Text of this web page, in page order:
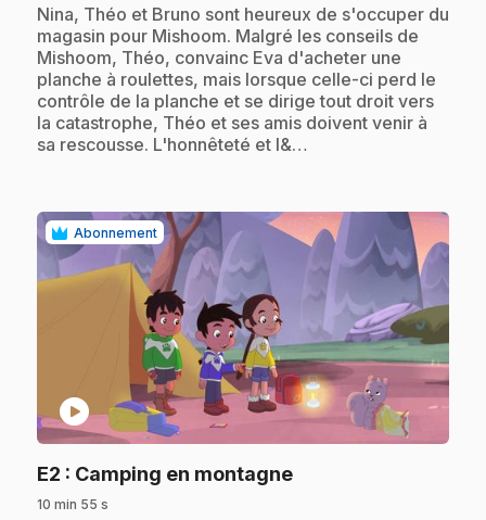
.Nina, Théo et Bruno sont heureux de s'occuper du
magasin pour Mishoom. Malgré les conseils de
Mishoom, Théo, convainc Eva d'acheter une
planche à roulettes, mais lorsque celle-ci perd le
contrôle de la planche et se dirige tout droit vers
la catastrophe, Théo et ses amis doivent venir à
sa rescousse. L'honnêteté et l&…
Abonnement
play_circle
E2 : Camping en montagne.
10 min 55 s